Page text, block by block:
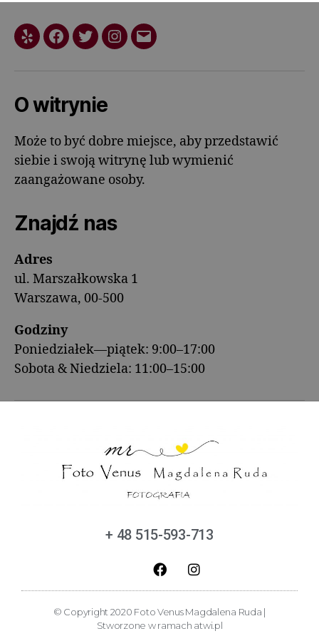
O witrynie
Może to być dobre miejsce, aby przedstawić
siebie i swoją witrynę lub wymienić
zaangażowane osoby.
Znajdź nas
Adres
ul. Marszałkowska 1
Warszawa, 00-500
Godziny
Poniedziałek—piątek: 9:00–17:00
Sobota & Niedziela: 11:00–15:00
+ 48 515-593-713
© Copyright 2020 Foto Venus Magdalena Ruda |
Stworzone w ramach atwi.pl